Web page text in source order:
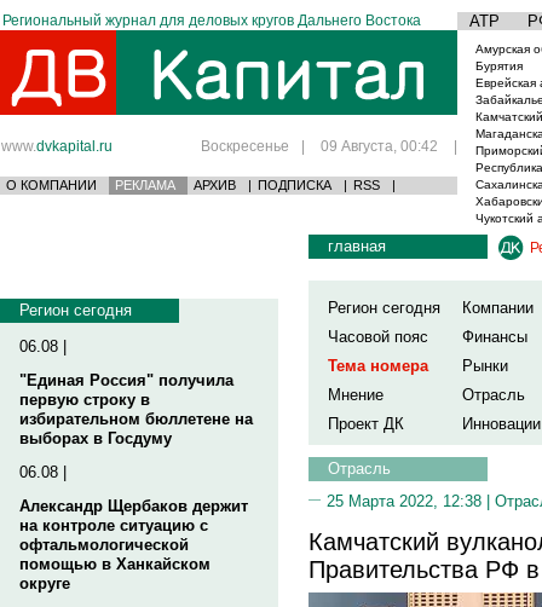
Региональный журнал для деловых кругов Дальнего Востока АТР
www.dvkapital.ru Воскресенье | 09 Августа, 00:42 |
О КОМПАНИИ РЕКЛАМА АРХИВ | ПОДПИСКА | RSS |
Амурская
Бурятия
Еврейская
Чукотский
Регион сегодня
06.08 |
"Единая Россия" получила
первую строку в
избирательном бюллетене на
выборах в Госдуму
06.08 |
Александр Щербаков держит
на контроле ситуацию с
офтальмологической
помощью в Ханкайском
округе
главная
Регион сегодня
Компании
Часовой пояс
Финансы
Тема номера
Рынки
Мнение
Отрасль
Проект ДК
Инновации
Отрасль
25 Марта 2022, 12:38 |
Камчатский
Правительства РФ